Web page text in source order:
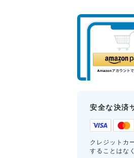
安全な決済
クレジットカ
することはな